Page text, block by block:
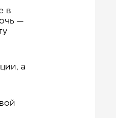
в
—
а